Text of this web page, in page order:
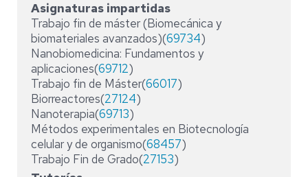
Asignaturas impartidas
Trabajo fin de máster (Biomecánica y
biomateriales avanzados)(69734)
Nanobiomedicina: Fundamentos y
aplicaciones(69712)
Trabajo fin de Máster(66017)
Biorreactores(27124)
Nanoterapia(69713)
Métodos experimentales en Biotecnología
celular y de organismo(68457)
Trabajo Fin de Grado(27153)